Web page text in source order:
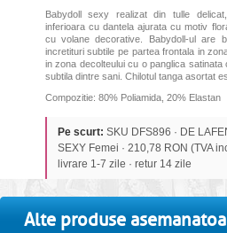
Babydoll sexy realizat din tulle
inferioara cu dantela ajurata cu motiv
cu volane decorative. Babydoll-ul are
incretituri subtile pe partea frontala in
in zona decolteului cu o panglica satinata
subtila dintre sani. Chilotul tanga asortat
Compozitie: 80% Poliamida, 20% Elastan
Pe scurt: SKU DFS896 · DE
SEXY Femei · 210,78 RON (TVA
livrare 1-7 zile · retur 14 zile
Alte produse